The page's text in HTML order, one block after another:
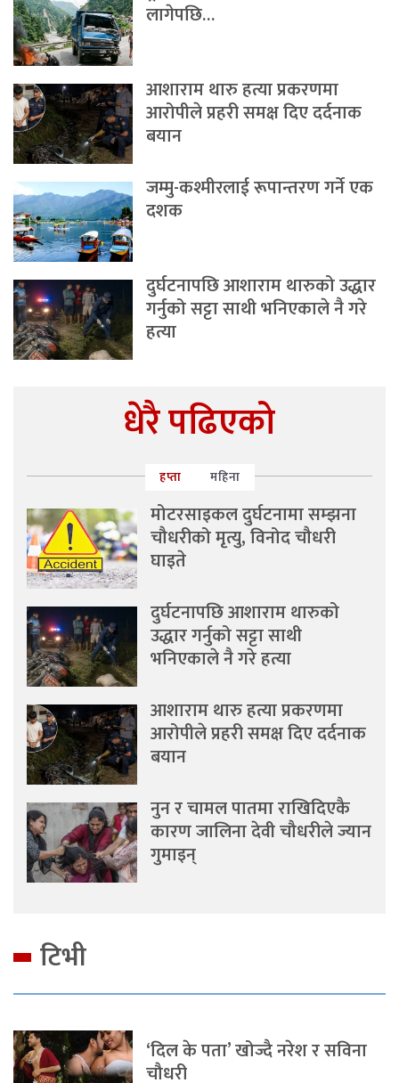
लागेपछि…
आशाराम थारु हत्या प्रकरणमा
आरोपीले प्रहरी समक्ष दिए दर्दनाक
बयान
जम्मु-कश्मीरलाई रूपान्तरण गर्ने एक
दशक
दुर्घटनापछि आशाराम थारुको उद्धार
गर्नुको सट्टा साथी भनिएकाले नै गरे
हत्या
धेरै पढिएको
हप्ता महिना
मोटरसाइकल दुर्घटनामा सम्झना
चौधरीको मृत्यु, विनोद चौधरी
घाइते
दुर्घटनापछि आशाराम थारुको
उद्धार गर्नुको सट्टा साथी
भनिएकाले नै गरे हत्या
आशाराम थारु हत्या प्रकरणमा
आरोपीले प्रहरी समक्ष दिए दर्दनाक
बयान
नुन र चामल पातमा राखिदिएकै
कारण जालिना देवी चौधरीले ज्यान
गुमाइन्
टिभी
‘दिल के पता’ खोज्दै नरेश र सविना
चौधरी